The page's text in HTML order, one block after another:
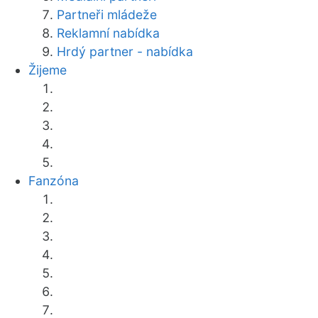
Partneři mládeže
Reklamní nabídka
Hrdý partner - nabídka
Žijeme
Fanzóna